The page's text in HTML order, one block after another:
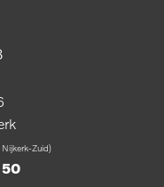
Zuid)
50